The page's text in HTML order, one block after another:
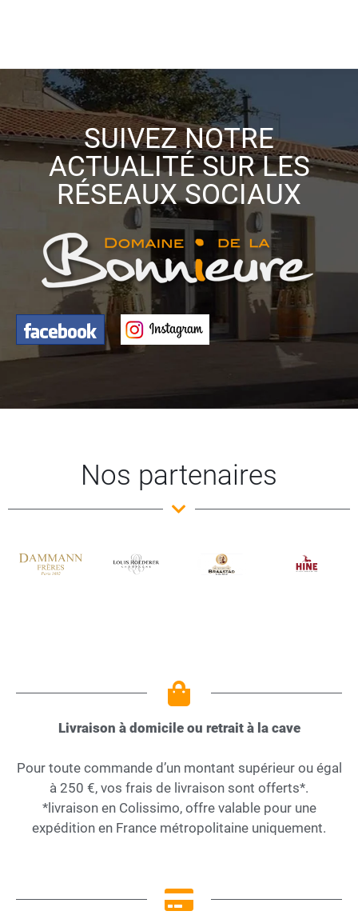
SUIVEZ NOTRE
ACTUALITÉ SUR LES
RÉSEAUX SOCIAUX
Nos partenaires
Livraison à domicile ou retrait à la cave
Pour toute commande d’un montant supérieur ou égal
à 250 €, vos frais de livraison sont offerts*.
*livraison en Colissimo, offre valable pour une
expédition en France métropolitaine uniquement.